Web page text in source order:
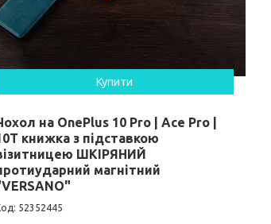
Купити
на OnePlus 10 Pro | Ace Pro |
книжка з підставкою
ШКІРЯНИЙ
магнітний
52352445